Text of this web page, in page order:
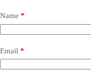
Name *
Email *